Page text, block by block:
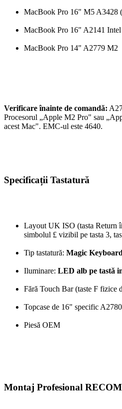
MacBook Pro 16" M5 A3428
MacBook Pro 16" A2141
MacBook Pro 14" A2779 M2
Verificare înainte de comandă:
Procesorul „Apple M2 Pro" sau
acest Mac". EMC-ul este 4640.
Specificații Tastatură
Layout UK ISO (tasta Return
simbolul £ vizibil pe tasta 3,
Tip tastatură: Magic
Iluminare: LED alb pe tastă
Fără Touch Bar (taste F fizice
Topcase de 16" specific A2780
Piesă OEM
Montaj Profesional